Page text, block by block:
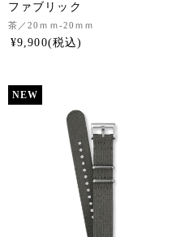
ファブリック
茶 ／20ｍｍ-20ｍｍ
¥9,900
NEW